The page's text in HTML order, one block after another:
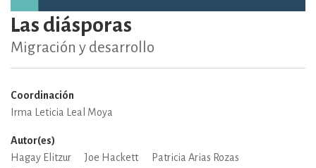
Las diásporas
Migración y desarrollo
Coordinación
Irma Leticia Leal Moya
Autor(es)
Hagay Elitzur
Joe Hackett
Patricia Arias Rozas